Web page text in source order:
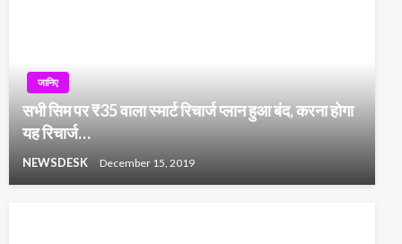
जानिए
सभी सिम पर ₹35 वाला स्मार्ट रिचार्ज प्लान हुआ बंद, करना होगा
यह रिचार्ज…
NEWSDESK December 15, 2019